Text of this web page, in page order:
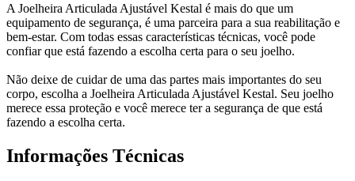
A Joelheira Articulada Ajustável Kestal é mais do que um
equipamento de segurança, é uma parceira para a sua reabilitação e
bem-estar. Com todas essas características técnicas, você pode
confiar que está fazendo a escolha certa para o seu joelho.
Não deixe de cuidar de uma das partes mais importantes do seu
corpo, escolha a Joelheira Articulada Ajustável Kestal. Seu joelho
merece essa proteção e você merece ter a segurança de que está
fazendo a escolha certa.
Informações Técnicas